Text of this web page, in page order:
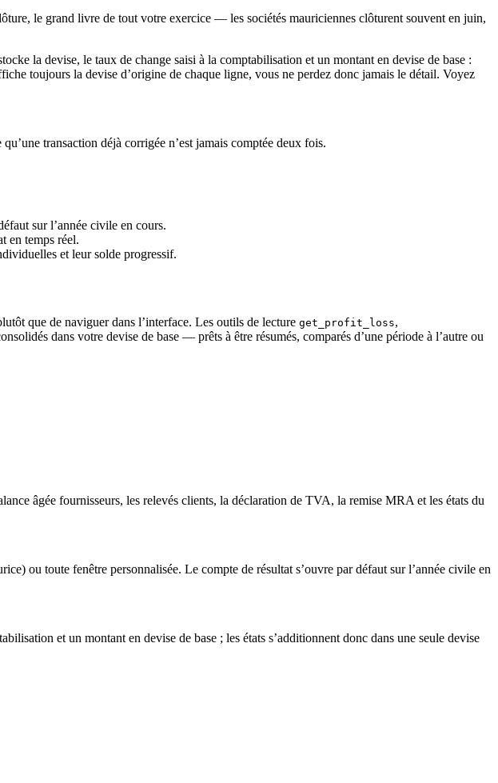
le grand livre de tout votre exercice — les sociétés mauriciennes clôturent souvent en juin,
la devise, le taux de change saisi à la comptabilisation et un montant en devise de base :
toujours la devise d’origine de chaque ligne, vous ne perdez donc jamais le détail. Voyez
transaction déjà corrigée n’est jamais comptée deux fois.
sur l’année civile en cours.
en temps réel.
et leur solde progressif.
que de naviguer dans l’interface. Les outils de lecture get_profit_loss,
dans votre devise de base — prêts à être résumés, comparés d’une période à l’autre ou
âgée fournisseurs, les relevés clients, la déclaration de TVA, la remise MRA et les états du
ou toute fenêtre personnalisée. Le compte de résultat s’ouvre par défaut sur l’année civile en
et un montant en devise de base ; les états s’additionnent donc dans une seule devise